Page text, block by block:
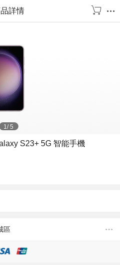
詳情
1/5
S23+ 5G 智能手機
區